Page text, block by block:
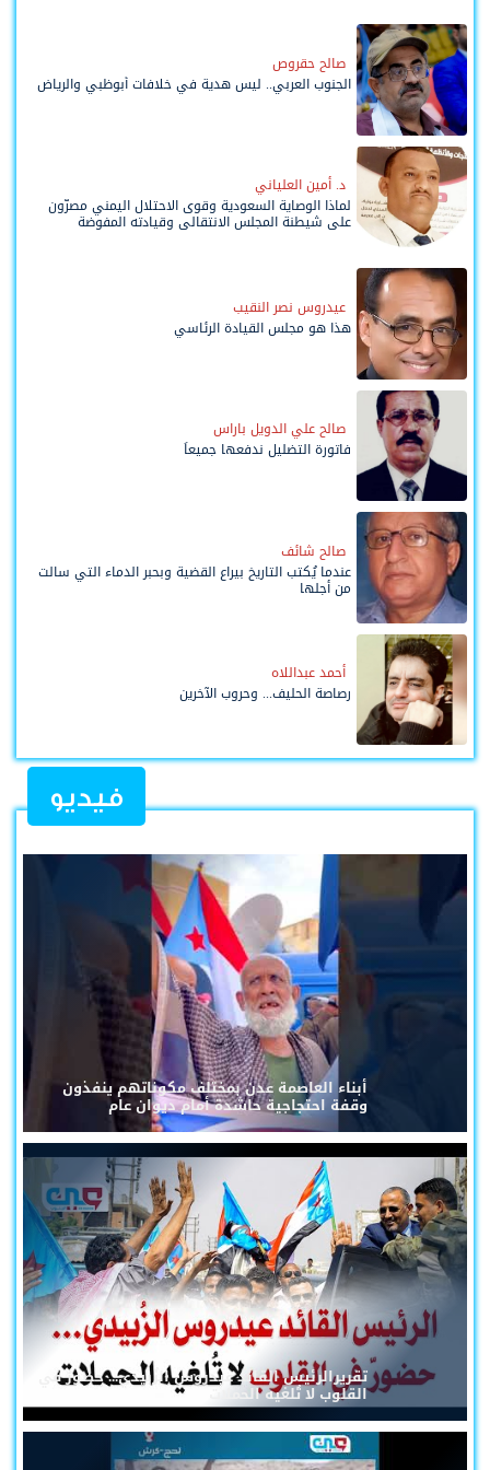
صالح حقروص
الجنوب العربي.. ليس هدية في خلافات أبوظبي والرياض
د. أمين العلياني
لماذا الوصاية السعودية وقوى الاحتلال اليمني مصرّون
على شيطنة المجلس الانتقالي وقيادته المفوضة
عيدروس نصر النقيب
هذا هو مجلس القيادة الرئاسي
صالح علي الدويل باراس
فاتورة التضليل ندفعها جميعاً
صالح شائف
عندما يُكتب التاريخ بيراع القضية وبحبر الدماء التي سالت
من أجلها
أحمد عبداللاه
رصاصة الحليف... وحروب الآخرين
فيديو
أبناء العاصمة عدن بمختلف مكوناتهم ينفذون
وقفة احتجاجية حاشدة أمام ديوان عام
تقريرالرئيس القائد عيدروس الزُبيدي... حضورٌ في
القلوب لا تُلغيه الحملات